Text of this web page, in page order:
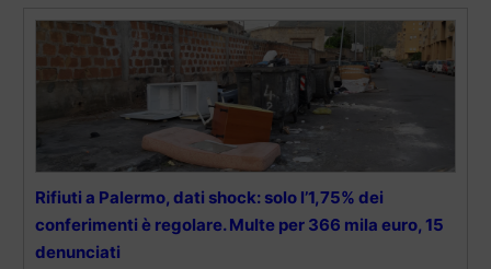
Rifiuti a Palermo, dati shock: solo l’1,75% dei
conferimenti è regolare. Multe per 366 mila euro, 15
denunciati